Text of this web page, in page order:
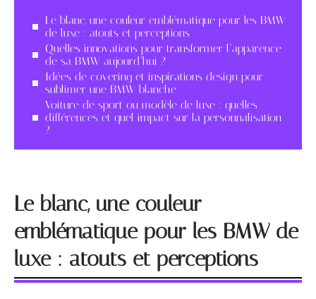
Le blanc, une couleur emblématique pour les BMW
de luxe : atouts et perceptions
Quelles innovations pour transformer l’apparence
de sa BMW aujourd’hui ?
Idées de covering et inspirations design pour
sublimer une BMW blanche
Voiture de sport ou modèle de luxe : quelles
différences et quel impact sur la personnalisation
?
Le blanc, une couleur
emblématique pour les BMW de
luxe : atouts et perceptions